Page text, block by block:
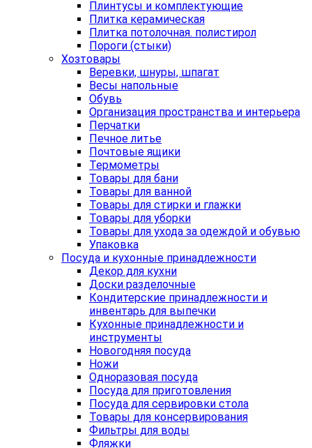
Плинтусы и комплектующие
Плитка керамическая
Плитка потолочная. полистирол
Пороги (стыки)
Хозтовары
Веревки, шнуры, шпагат
Весы напольные
Обувь
Организация пространства и интерьера
Перчатки
Печное литье
Почтовые ящики
Термометры
Товары для бани
Товары для ванной
Товары для стирки и глажки
Товары для уборки
Товары для ухода за одеждой и обувью
Упаковка
Посуда и кухонные принадлежности
Декор для кухни
Доски разделочные
Кондитерские принадлежности и
инвентарь для выпечки
Кухонные принадлежности и
инструменты
Новогодняя посуда
Ножи
Одноразовая посуда
Посуда для приготовления
Посуда для сервировки стола
Товары для консервирования
Фильтры для воды
Фляжки